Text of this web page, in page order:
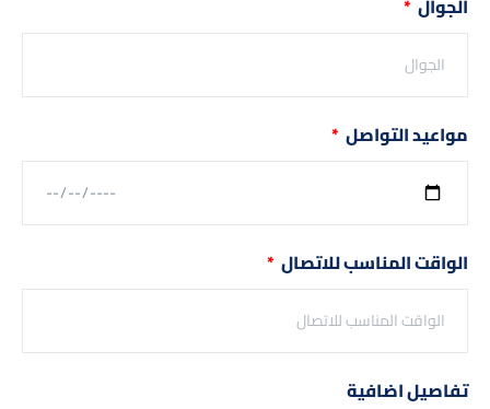
الجوال
مواعيد التواصل
الواقت المناسب للاتصال
تفاصيل اضافية